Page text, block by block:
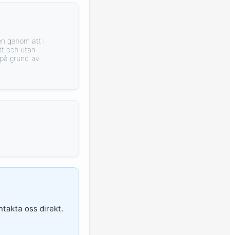
genom att i
och utan
grund av
oss direkt.